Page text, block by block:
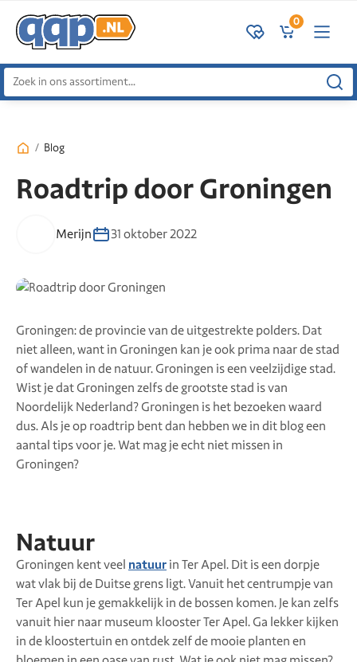
0
Zoeken
naar:
/ Blog
Roadtrip door Groningen
Merijn 31 oktober 2022
Groningen: de provincie van de uitgestrekte polders. Dat
niet alleen, want in Groningen kan je ook prima naar de stad
of wandelen in de natuur. Groningen is een veelzijdige stad.
Wist je dat Groningen zelfs de grootste stad is van
Noordelijk Nederland? Groningen is het bezoeken waard
dus. Als je op roadtrip bent dan hebben we in dit blog een
aantal tips voor je. Wat mag je echt niet missen in
Groningen?
Natuur
Groningen kent veel natuur in Ter Apel. Dit is een dorpje
wat vlak bij de Duitse grens ligt. Vanuit het centrumpje van
Ter Apel kun je gemakkelijk in de bossen komen. Je kan zelfs
vanuit hier naar museum klooster Ter Apel. Ga lekker kijken
in de kloostertuin en ontdek zelf de mooie planten en